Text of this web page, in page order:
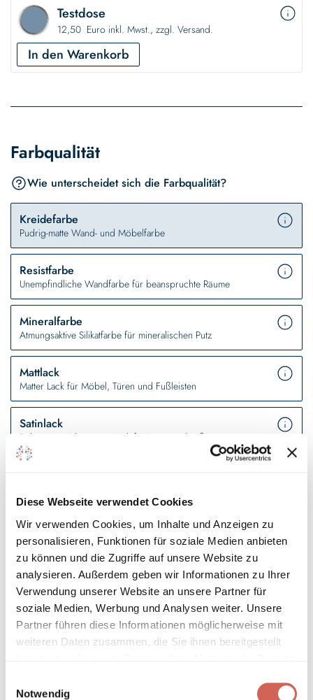
Diese Webseite verwendet Cookies
Wir verwenden Cookies, um Inhalte und Anzeigen zu
personalisieren, Funktionen für soziale Medien anbieten
zu können und die Zugriffe auf unsere Website zu
analysieren. Außerdem geben wir Informationen zu Ihrer
Verwendung unserer Website an unsere Partner für
soziale Medien, Werbung und Analysen weiter. Unsere
Partner führen diese Informationen möglicherweise mit
weiteren Daten zusammen, die Sie ihnen bereitgestellt
Notwendig
Testdose
12,50 Euro inkl. Mwst., zzgl. Versand.
In den Warenkorb
Farbqualität
Wie unterscheidet sich die Farbqualität?
Kreidefarbe
Pudrig-matte Wand- und Möbelfarbe
Resistfarbe
Unempfindliche Wandfarbe für beanspruchte Räume
Mineralfarbe
Atmungsaktive Silikatfarbe für mineralischen Putz
Mattlack
Matter Lack für Möbel, Türen und Fußleisten
Satinlack
Robuster, seidenmatter Lack für innen und außen
Gebinde bestellen
Zum Farbmengenrechner
125 ml 375 ml 1 L 2,5 L 5 L